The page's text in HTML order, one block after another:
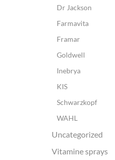
Dr Jackson
Farmavita
Framar
Goldwell
Inebrya
KIS
Schwarzkopf
WAHL
Uncategorized
Vitamine sprays